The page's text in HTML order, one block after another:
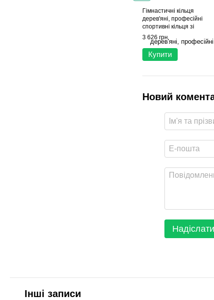
Гімнастичні кільця
дерев'яні, професійні
спортивні кільця зі
стропами (комплект 2 шт)
Apus Sports
3 626 грн
Купити
Новий
Надіслати
Інші записи